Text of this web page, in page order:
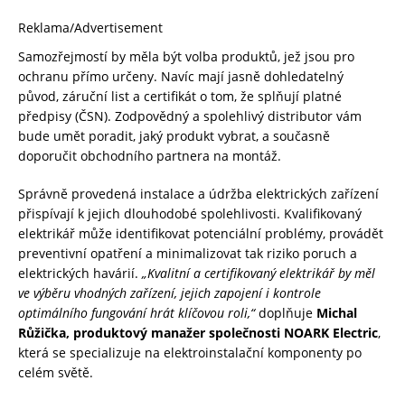
Reklama/Advertisement
Samozřejmostí by měla být volba produktů, jež jsou pro
ochranu přímo určeny. Navíc mají jasně dohledatelný
původ, záruční list a certifikát o tom, že splňují platné
předpisy (ČSN). Zodpovědný a spolehlivý distributor vám
bude umět poradit, jaký produkt vybrat, a současně
doporučit obchodního partnera na montáž.
Správně provedená instalace a údržba elektrických zařízení
přispívají k jejich dlouhodobé spolehlivosti. Kvalifikovaný
elektrikář může identifikovat potenciální problémy, provádět
preventivní opatření a minimalizovat tak riziko poruch a
elektrických havárií. „Kvalitní a certifikovaný elektrikář by měl
ve výběru vhodných zařízení, jejich zapojení i kontrole
optimálního fungování hrát klíčovou roli,“doplňuje Michal
Růžička, produktový manažer společnosti NOARK Electric,
která se specializuje na elektroinstalační komponenty po
celém světě.